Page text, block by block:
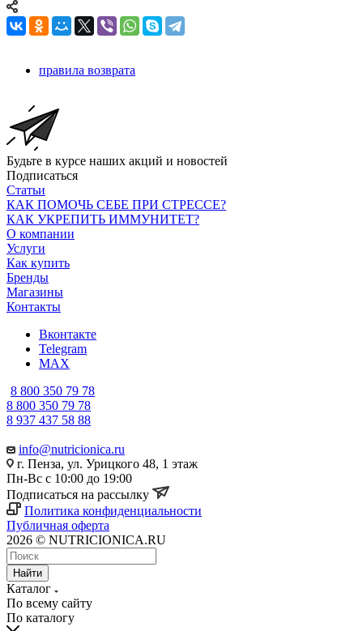
правила возврата
Будьте в курсе наших акций и новостей
Подписаться
Статьи
КАК ПОМОЧЬ СЕБЕ ПРИ СТРЕССЕ?
КАК УКРЕПИТЬ ИММУНИТЕТ?
О компании
Услуги
Как купить
Бренды
Магазины
Контакты
Вконтакте
Telegram
MAX
8 800 350 79 78
8 800 350 79 78
8 937 437 58 88
info@nutricionica.ru
г. Пенза, ул. Урицкого 48, 1 этаж
Пн-Вс с 10:00 до 19:00
Подписаться на рассылку
Политика конфиденциальности
Публичная оферта
2026 © NUTRICIONICA.RU
Найти
Каталог
По всему сайту
По каталогу